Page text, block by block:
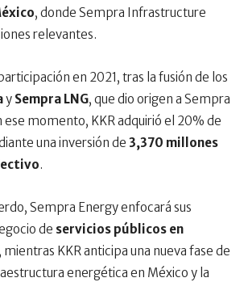
, donde Sempra Infrastructure
relevantes.
en 2021, tras la fusión de los
y Sempra LNG, que dio origen a Sempra
ese momento, KKR adquirió el 20% de
una inversión de 3,370 millones
.
Sempra Energy enfocará sus
de servicios públicos en
, mientras KKR anticipa una nueva fase de
energética en México y la